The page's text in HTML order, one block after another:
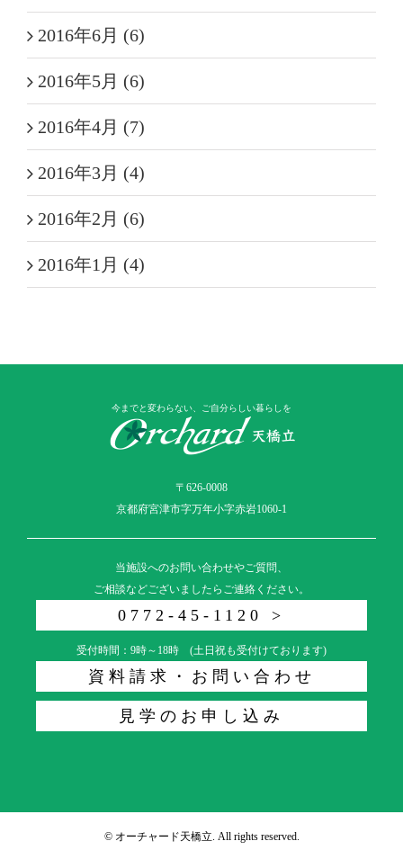
2016年6月 (6)
2016年5月 (6)
2016年4月 (7)
2016年3月 (4)
2016年2月 (6)
2016年1月 (4)
今までと変わらない、ご自分らしい暮らしを
〒626-0008
京都府宮津市字万年小字赤岩1060-1
当施設へのお問い合わせやご質問、
ご相談などございましたらご連絡ください。
0772-45-1120 >
受付時間：9時～18時 (土日祝も受付けております)
資料請求・お問い合わせ
見学のお申し込み
© オーチャード天橋立. All rights reserved.